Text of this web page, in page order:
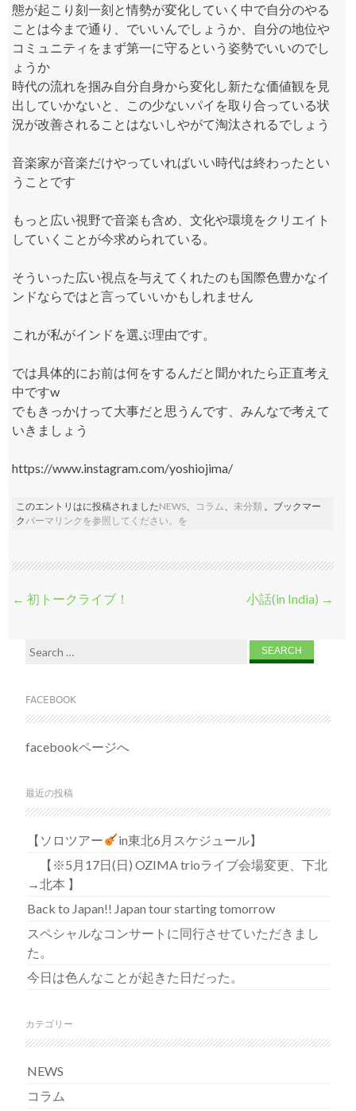
態が起こり刻一刻と情勢が変化していく中で自分のやる
ことは今まで通り、でいいんでしょうか、自分の地位や
コミュニティをまず第一に守るという姿勢でいいのでし
ょうか
時代の流れを掴み自分自身から変化し新たな価値観を見
出していかないと、この少ないパイを取り合っている状
況が改善されることはないしやがて淘汰されるでしょう
音楽家が音楽だけやっていればいい時代は終わったとい
うことです
もっと広い視野で音楽も含め、文化や環境をクリエイト
していくことが今求められている。
そういった広い視点を与えてくれたのも国際色豊かなイ
ンドならではと言っていいかもしれません
これが私がインドを選ぶ理由です。
では具体的にお前は何をするんだと聞かれたら正直考え
中ですw
でもきっかけって大事だと思うんです、みんなで考えて
いきましょう
https://www.instagram.com/yoshiojima/
このエントリはに投稿されましたNEWS コラム 未分類 。ブックマー
ク パーマリンク を参照してください。を
投稿ナビゲーション
← 初トークライブ！ 小話(in India) →
Search for:
FACEBOOK
facebookページへ
最近の投稿
【ソロツアー
in東北6月スケジュール】
【※5月17日(日) OZIMA trioライブ会場変更、下北
→北本 】
Back to Japan!! Japan tour starting tomorrow
スペシャルなコンサートに同行させていただきまし
た。
今日は色んなことが起きた日だった。
カテゴリー
NEWS
コラム